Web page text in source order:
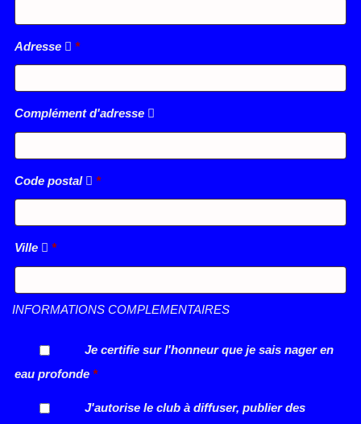
Adresse *
Complément d'adresse
Code postal *
Ville *
INFORMATIONS COMPLEMENTAIRES
Je certifie sur l'honneur que je sais nager en
eau profonde *
J'autorise le club à diffuser, publier des